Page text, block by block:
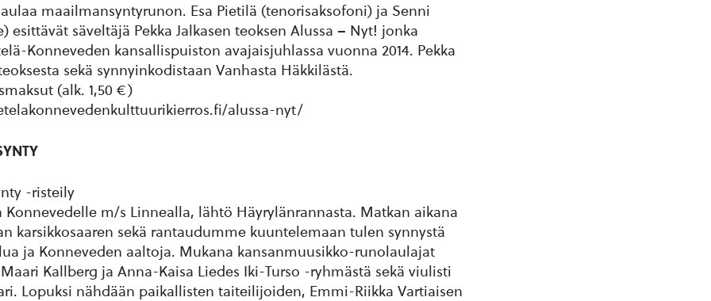
maailmansyntyrunon. Esa Pietilä (tenorisaksofoni) ja Senni
esittävät säveltäjä Pekka Jalkasen teoksen Alussa – Nyt! jonka
Konneveden kansallispuiston avajaisjuhlassa vuonna 2014. Pekka
sekä synnyinkodistaan Vanhasta Häkkilästä.
(alk. 1,50 €)
alussa-nyt/
-risteily
m/s Linnealla, lähtö Häyrylänrannasta. Matkan aikana
karsikkosaaren sekä rantaudumme kuuntelemaan tulen synnystä
ja Konneveden aaltoja. Mukana kansanmuusikko-runolaulajat
Kallberg ja Anna-Kaisa Liedes Iki-Turso -ryhmästä sekä viulisti
Lopuksi nähdään paikallisten taiteilijoiden, Emmi-Riikka Vartiaisen